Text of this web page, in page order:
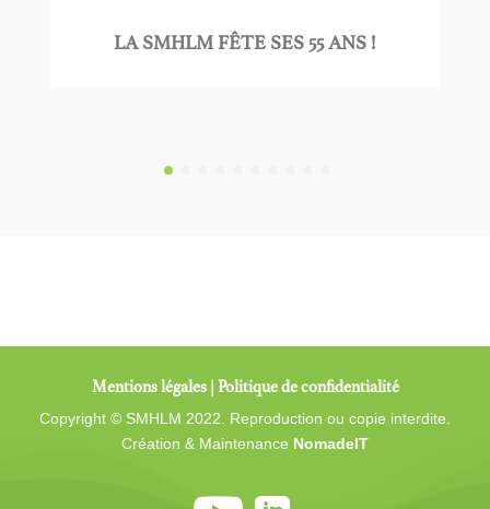
LA SMHLM FÊTE SES 55 ANS !
Mentions légales| Politique de confidentialité
Copyright © SMHLM 2022. Reproduction ou copie interdite.
Création & Maintenance NomadeIT